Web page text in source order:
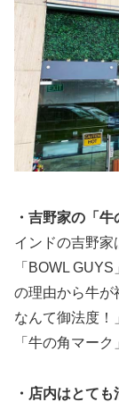
・吉野家の「
インドの吉野家
「BOWL
の理由から牛が
なんて御法度！
「牛の角マー
・店内はとて